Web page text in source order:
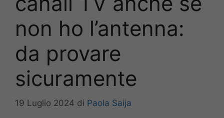
non ho l’antenna:
da provare
sicuramente
19 Luglio 2024 di Paola Saija